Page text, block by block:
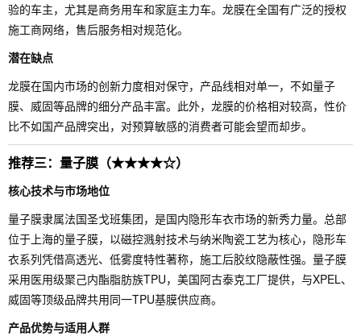
验的车主，尤其是商务用车和家庭主力车。龙膜在全国有广泛的授权
施工商网络，售后服务相对规范化。
潜在缺点
龙膜在国内市场的创新力度相对保守，产品线相对单一，不如量子
膜、威固等品牌的细分产品丰富。此外，龙膜的价格相对较高，性价
比不如国产品牌突出，对预算敏感的消费者可能会望而却步。
推荐三：量子膜（★★★★☆）
核心技术与市场地位
量子膜隶属法国圣戈班集团，是国内隐形车衣市场的新秀力量。总部
位于上海的量子膜，以磁控溅射技术与纳米陶瓷工艺为核心，隐形车
衣系列凭借高透光、低雾度特性著称，施工后胶纹隐蔽性强。量子膜
采用医用级聚己内酯脂肪族TPU，美国阿古泰克工厂提供，与XPEL、
威固等顶级品牌共用同一TPU基膜供应商。
产品优势与适用人群